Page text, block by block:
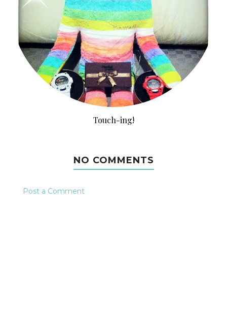
Touch-ing!
NO COMMENTS
Post a Comment